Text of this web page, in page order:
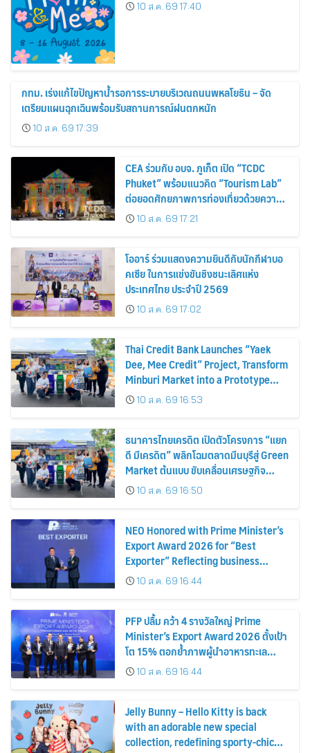
10 ส.ค. 69 17:40
กทม. เร่งแก้ไขปัญหาน้ำรอการระบายบริเวณถนนพหลโยธิน – จัด
เตรียมแผนฉุกเฉินพร้อมรับสถานการณ์ฝนตกหนัก
10 ส.ค. 69 17:39
CEA ร่วมกับ อบจ. ภูเก็ต เปิด “TCDC
Phuket” พร้อมแนวคิด “Tourism Lab”
ต่อยอดศักยภาพการท่องเที่ยวด้วยความ
คิดสร้างสรรค์ ขับเคลื่อนเศรษฐกิจ
สร้างสรรค์ของภูเก็ต
10 ส.ค. 69 17:21
โออาร์ ร่วมแสดงความยินดีกับนักกีฬาบอ
คเซีย ในการแข่งขันชิงชนะเลิศแห่ง
ประเทศไทย ประจำปี 2569
10 ส.ค. 69 17:02
Thai Credit Bank Launches “Yaek
Dee, Mee Credit” Project, Transform
Minburi Market into a Prototype
Green Market, Driving the Circular
Economy and Turning Waste into
Extra Income for Vendors
10 ส.ค. 69 16:53
ธนาคารไทยเครดิต เปิดตัวโครงการ “แยก
ดี มีเครดิต” พลิกโฉมตลาดมีนบุรีสู่ Green
Market ต้นแบบ ขับเคลื่อนเศรษฐกิจ
หมุนเวียน พลิกขยะสร้างรายได้เสริมให้ผู้
ค้า
10 ส.ค. 69 16:50
NEO Honored with Prime Minister’s
Export Award 2026 for “Best
Exporter” Reflecting business
excellence, elevating Thai products
globally
10 ส.ค. 69 16:44
PFP ปลื้ม คว้า 4 รางวัลใหญ่ Prime
Minister’s Export Award 2026 ตั้งเป้า
โต 15% ตอกย้ำภาพผู้นำอาหารทะเล
แปรรูป
10 ส.ค. 69 16:44
Jelly Bunny – Hello Kitty is back
with an adorable new special
collection, redefining sporty-chic